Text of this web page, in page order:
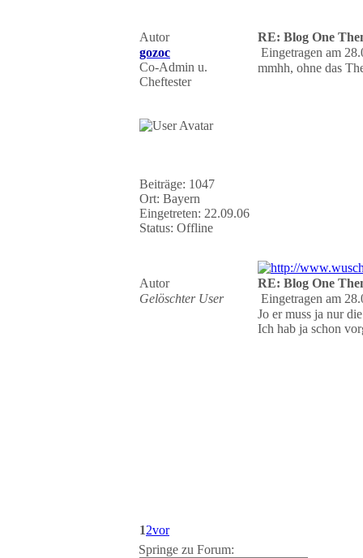
Autor
RE: Blog One
gozoc
Co-Admin u.
Cheftester
Beiträge: 1047
Ort: Bayern
Eingetreten: 22.09.06
Status: Offline
Eingetragen am
mmhh, ohne das
Autor
RE: Blog One
Gelöschter User
Eingetragen am
Jo er muss ja nur
Ich hab ja schon
12vor
Springe zu Forum: